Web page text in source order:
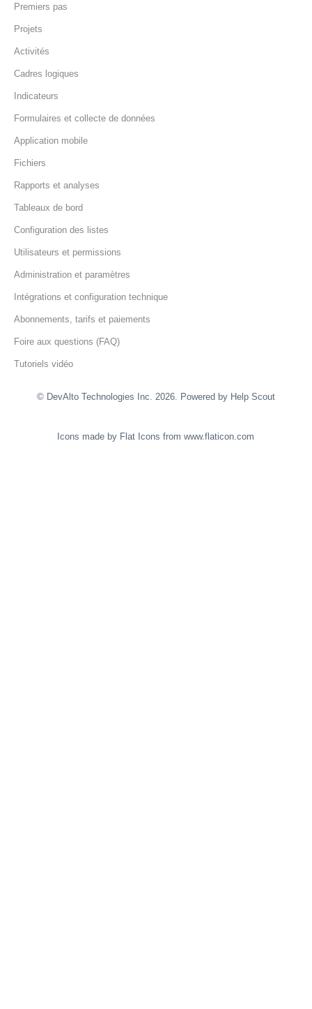
Premiers pas
Projets
Activités
Cadres logiques
Indicateurs
Formulaires et collecte de données
Application mobile
Fichiers
Rapports et analyses
Tableaux de bord
Configuration des listes
Utilisateurs et permissions
Administration et paramètres
Intégrations et configuration technique
Abonnements, tarifs et paiements
Foire aux questions (FAQ)
Tutoriels vidéo
© DevAlto Technologies Inc. 2026. Powered by Help Scout
Icons made by Flat Icons fromwww.flaticon.com